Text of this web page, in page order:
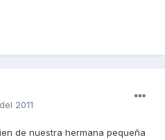
2011
de nuestra hermana pequeña